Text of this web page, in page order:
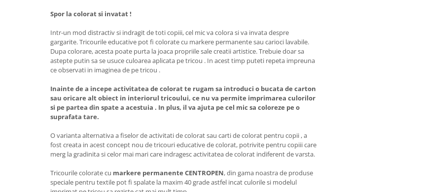
Spor la colorat si invatat !
Intr-un mod distractiv si indragit de toti copiii, cel mic va colora si va invata despre
gargarite. Tricourile educative pot fi colorate cu markere permanente sau carioci lavabile.
Dupa colorare, acesta poate purta la joaca propriile sale creatii artistice. Trebuie doar sa
astepte putin sa se usuce culoarea aplicata pe tricou . In acest timp puteti repeta impreuna
ce observati in imaginea de pe tricou .
Inainte de a incepe activitatea de colorat te rugam sa introduci o bucata de carton
sau oricare alt obiect in interiorul tricoului, ce nu va permite imprimarea culorilor
si pe partea din spate a acestuia . In plus, il va ajuta pe cel mic sa coloreze pe o
suprafata tare.
O varianta alternativa a fiselor de activitati de colorat sau carti de colorat pentru copii , a
fost creata in acest concept nou de tricouri educative de colorat, potrivite pentru copiii care
merg la gradinita si celor mai mari care indragesc activitatea de colorat indiferent de varsta.
Tricourile colorate cu markere permanente CENTROPEN, din gama noastra de produse
speciale pentru textile pot fi spalate la maxim 40 grade astfel incat culorile si modelul